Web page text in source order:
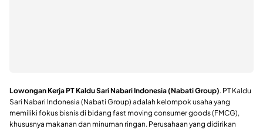
Lowongan Kerja PT Kaldu Sari Nabari Indonesia (Nabati Group). PT Kaldu
Sari Nabari Indonesia (Nabati Group) adalah kelompok usaha yang
memiliki fokus bisnis di bidang fast moving consumer goods (FMCG),
khususnya makanan dan minuman ringan. Perusahaan yang didirikan